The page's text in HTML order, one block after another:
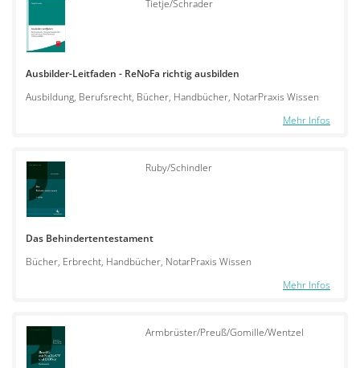
Tietje/Schrader
Ausbilder-Leitfaden - ReNoFa richtig ausbilden
Ausbildung, Berufsrecht, Bücher, Handbücher, NotarPraxis Wissen
Mehr Infos
Ruby/Schindler
Das Behindertentestament
Bücher, Erbrecht, Handbücher, NotarPraxis Wissen
Mehr Infos
Armbrüster/Preuß/Gomille/Wentzel